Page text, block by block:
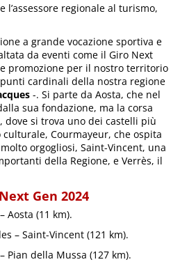
l’assessore regionale al turismo,
a grande vocazione sportiva e
da eventi come il Giro Next
promozione per il nostro territorio
cardinali della nostra regione
-. Si parte da Aosta, che nel
sua fondazione, ma la corsa
dove si trova uno dei castelli più
Courmayeur, che ospita
orgogliosi, Saint-Vincent, una
della Regione, e Verrès, il
Gen 2024
Aosta (11 km).
– Saint-Vincent (121 km).
Pian della Mussa (127 km).